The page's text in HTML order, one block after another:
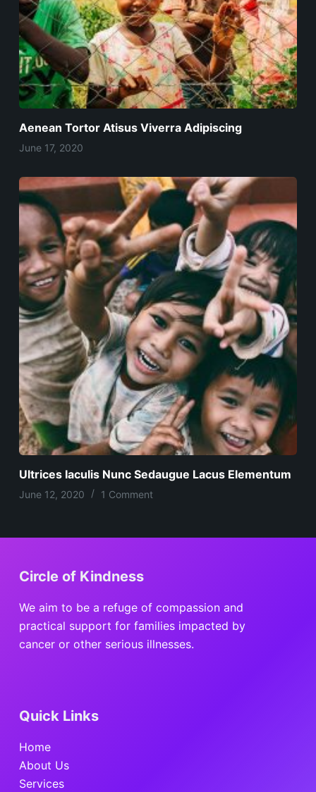
Aenean Tortor Atisus Viverra Adipiscing
June 17, 2020
Ultrices Iaculis Nunc Sedaugue Lacus Elementum
June 12, 2020 1 Comment
Circle of Kindness
We aim to be a refuge of compassion and
practical support for families impacted by
cancer or other serious illnesses.
Quick Links
Home
About Us
Services